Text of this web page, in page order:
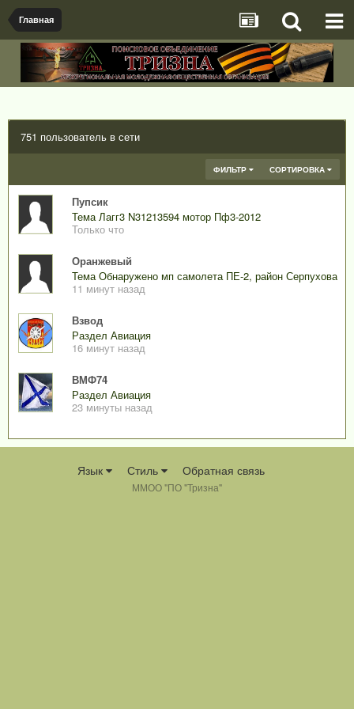
Главная
751 пользователь в сети
СОРТИРОВКА
ФИЛЬТР
Пупсик
Тема Лагг3 N31213594 мотор Пф3-2012
Только что
Оранжевый
Тема Обнаружено мп самолета ПЕ-2, район Серпухова
11 минут назад
Взвод
Раздел Авиация
16 минут назад
ВМФ74
Раздел Авиация
23 минуты назад
Язык Стиль Обратная связь
ММОО "ПО "Тризна"